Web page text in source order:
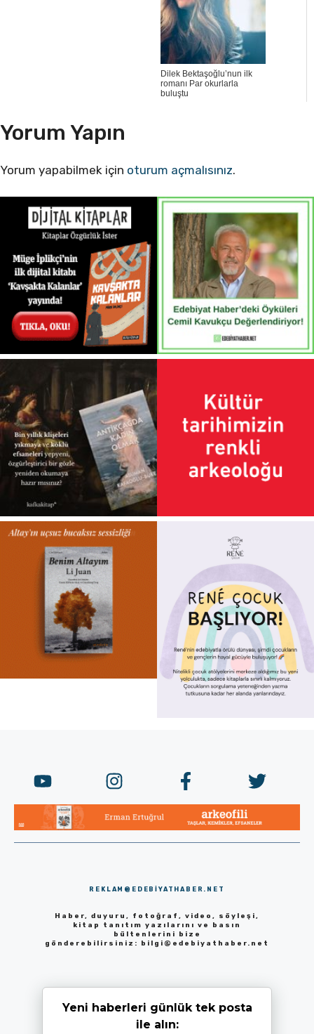
Dilek Bektaşoğlu’nun ilk
romanı Par okurlarla
buluştu
Yorum Yapın
Yorum yapabilmek için oturum açmalısınız.
REKLAM@EDEBIYATHABER.NET
Haber, duyuru, fotoğraf, video, söyleşi,
kitap tanıtım yazılarını ve basın
bültenlerini bize
gönderebilirsiniz: bilgi@edebiyathaber.net
Yeni haberleri günlük tek posta
ile alın: